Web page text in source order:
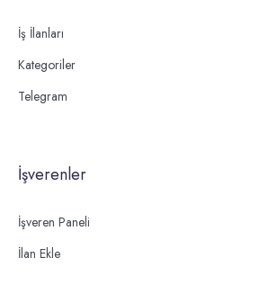
İş İlanları
Kategoriler
Telegram
İşverenler
İşveren Paneli
İlan Ekle